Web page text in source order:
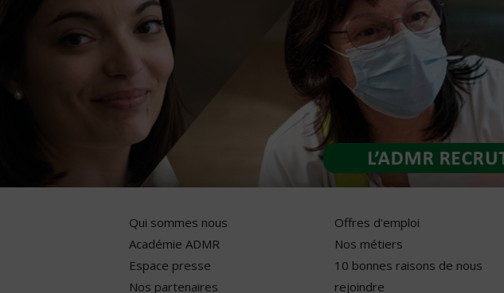
Qui sommes nous
Académie ADMR
Espace presse
Nos partenaires
Offres d'emploi
Nos métiers
10 bonnes raisons de nous
rejoindre